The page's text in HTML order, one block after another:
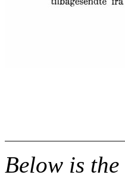
Below is the